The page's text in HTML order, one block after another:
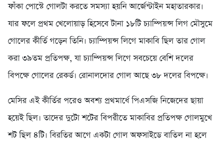
ফাঁকা পোস্টে গোলটা করতে সমস্যা হয়নি আর্জেন্টাইন মহাতারকার।
যার ফলে প্রথম খেলোয়াড় হিসেবে টানা ১৮টি চ্যাম্পিয়ন্স লিগ মৌসুমে
গোলের কীর্তি গড়েন তিনি। চ্যাম্পিয়ন্স লিগে মাকাবি ছিল তার গোল
করা ৩৯তম প্রতিপক্ষ, যা চ্যাম্পিয়ন্স লিগে সবচেয়ে বেশি দলের
বিপক্ষে গোলের রেকর্ড। রোনালদোর গোল আছে ৩৮ দলের বিপক্ষে।
মেসির এই কীর্তির পরেও অবশ্য প্রথমার্ধে পিএসজি নিজেদের ছায়া
হয়েই ছিল। তাদের দুটো শটের বিপরীতে মাকাবির প্রতিপক্ষ গোলমুখে
শট ছিল ৪টি। বিরতির আগে একটা গোল অফসাইডে বাতিল না হলে